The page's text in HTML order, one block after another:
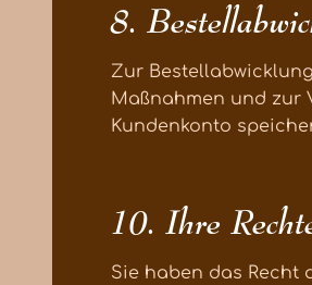
8.
Zur
Maßnahmen und zur
Kundenkonto
10. Ihre
Sie haben das Recht